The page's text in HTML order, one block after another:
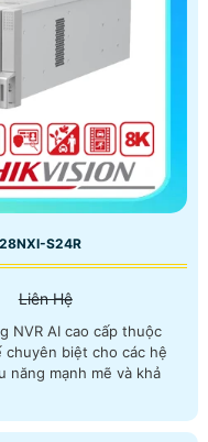
S24R
Liên Hệ
NVR AI cao cấp thuộc
chuyên biệt cho các hệ
năng mạnh mẽ và khả